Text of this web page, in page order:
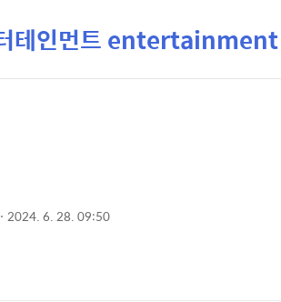
테인먼트 entertainment
2024. 6. 28. 09:50